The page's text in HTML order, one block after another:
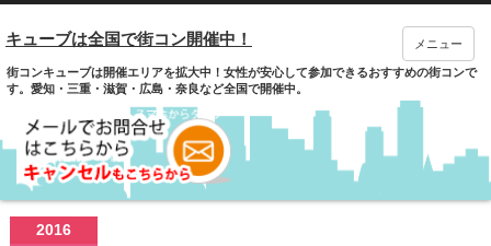
キューブは全国で街コン開催中！
街コンキューブは開催エリアを拡大中！女性が安心して参加できるおすすめの街コンで
す。愛知・三重・滋賀・広島・奈良など全国で開催中。
メニュー
2016